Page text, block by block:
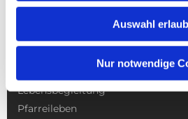
Auswahl
Nur notwendige
Lebensbegleitung
Pfarreileben